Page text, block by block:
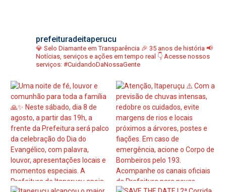
prefeituradeitaperucu
💎 Selo Diamante em Transparência 🎉 35 anos de história 📢
Notícias, serviços e ações em tempo real 👇 Acesse nossos
serviços: #CuidandoDaNossaGente